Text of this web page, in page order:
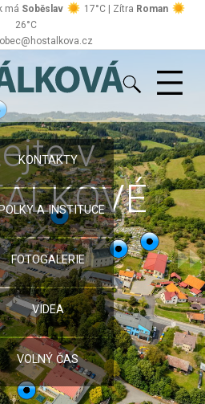
obec@hostalkova.cz
má Soběslav 17°C | Zítra Roman
26°C
v
KONTAKTY
A INSTITUCE
FOTOGALERIE
VIDEA
VOLNÝ ČAS